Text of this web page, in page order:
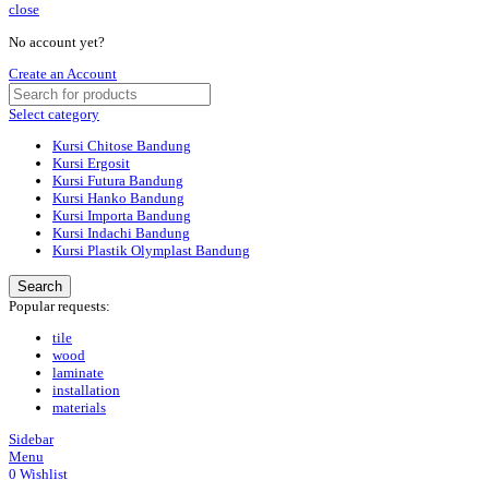
close
No account yet?
Create an Account
Select category
Kursi Chitose Bandung
Kursi Ergosit
Kursi Futura Bandung
Kursi Hanko Bandung
Kursi Importa Bandung
Kursi Indachi Bandung
Kursi Plastik Olymplast Bandung
Search
Popular requests:
tile
wood
laminate
installation
materials
Sidebar
Menu
0 Wishlist